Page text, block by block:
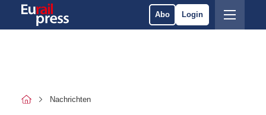
Abo Login
Nachrichten